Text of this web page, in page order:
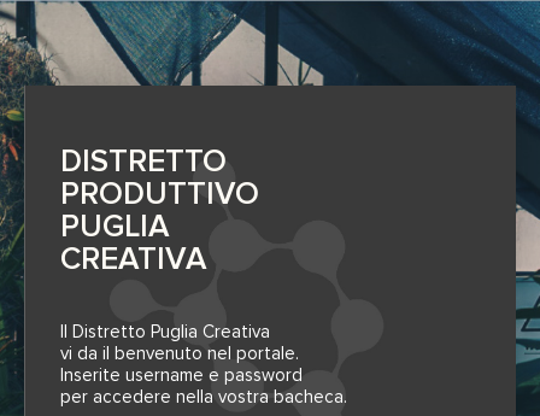
DISTRETTO
PRODUTTIVO
PUGLIA
CREATIVA
Il Distretto Puglia Creativa
vi da il benvenuto nel portale.
Inserite username e password
per accedere nella vostra bacheca.